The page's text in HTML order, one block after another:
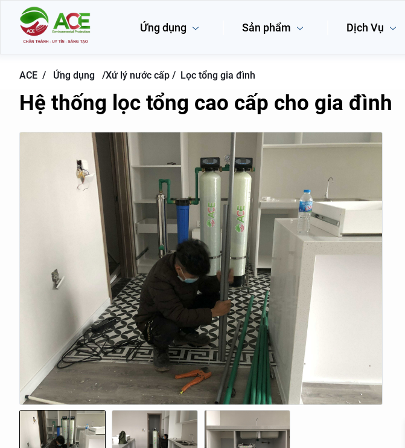
Ứng dụng Sản phẩm Dịch Vụ
ACE / Ứng dụng /Xử lý nước cấp / Lọc tổng gia đình
Hệ thống lọc tổng cao cấp cho gia đình